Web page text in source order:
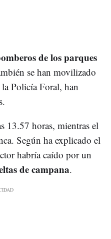
de los parques
se han movilizado
la Policía Foral, han
13.57 horas, mientras el
Según ha explicado el
habría caído por un
de campana.